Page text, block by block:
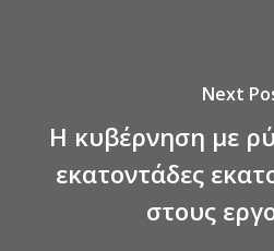
Next
Η κυβέρνηση με
εκατοντάδες
στους